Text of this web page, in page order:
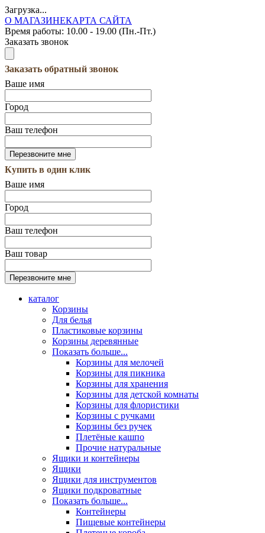
Загрузка...
О МАГАЗИНЕКАРТА САЙТА
Время работы: 10.00 - 19.00 (Пн.-Пт.)
Заказать звонок
Заказать обратный звонок
Ваше имя
Город
Ваш телефон
Купить в один клик
Ваше имя
Город
Ваш телефон
Ваш товар
каталог
Корзины
Для белья
Пластиковые корзины
Корзины деревянные
Показать больше...
Корзины для мелочей
Корзины для пикника
Корзины для хранения
Корзины для детской комнаты
Корзины для флористики
Корзины с ручками
Корзины без ручек
Плетёные кашпо
Прочие натуральные
Ящики и контейнеры
Ящики
Ящики для инструментов
Ящики подкроватные
Показать больше...
Контейнеры
Пищевые контейнеры